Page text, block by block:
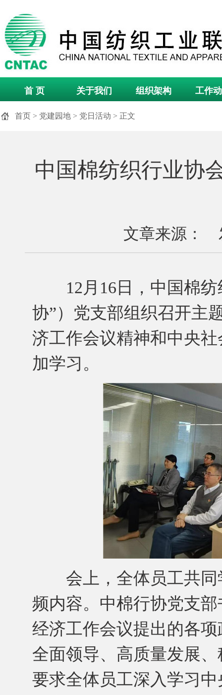
首 页 关于我们 组织架构 工作
首页 > 党建园地 > 党日活动 > 正文
中国棉纺织行业协
文章来源：
12月16日，中国棉纺
协”）党支部组织召开主
济工作会议精神和中央
加学习。
会上，全体员工共同
频内容。中棉行协党支
经济工作会议提出的各
全面领导、高质量发展
要求全体员工深入学习